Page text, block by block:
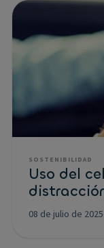
SOSTENIBILIDAD
Uso del
08 de julio de 2025